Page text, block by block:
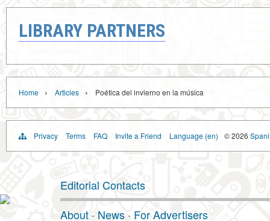
LIBRARY PARTNERS
Home › Articles › Poética del invierno en la música
Privacy Terms FAQ Invite a Friend Language (en) © 2026
Editorial Contacts
About · News · For Advertisers